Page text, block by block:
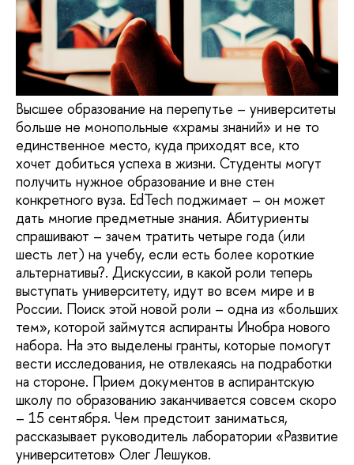
Высшее образование на перепутье – университеты
больше не монопольные «храмы знаний» и не то
единственное место, куда приходят все, кто
хочет добиться успеха в жизни. Студенты могут
получить нужное образование и вне стен
конкретного вуза. EdTech поджимает – он может
дать многие предметные знания. Абитуриенты
спрашивают – зачем тратить четыре года (или
шесть лет) на учебу, если есть более короткие
альтернативы?. Дискуссии, в какой роли теперь
выступать университету, идут во всем мире и в
России. Поиск этой новой роли – одна из «больших
тем», которой займутся аспиранты Инобра нового
набора. На это выделены гранты, которые помогут
вести исследования, не отвлекаясь на подработки
на стороне. Прием документов в аспирантскую
школу по образованию заканчивается совсем скоро
– 15 сентября. Чем предстоит заниматься,
рассказывает руководитель лаборатории «Развитие
университетов» Олег Лешуков.